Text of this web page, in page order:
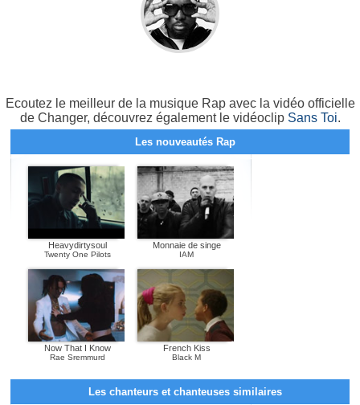
Ecoutez le meilleur de la musique Rap avec la vidéo officielle
de Changer, découvrez également le vidéoclip Sans Toi.
Les nouveautés Rap
Heavydirtysoul
Twenty One Pilots
Monnaie de singe
IAM
Now That I Know
Rae Sremmurd
French Kiss
Black M
Les chanteurs et chanteuses similaires